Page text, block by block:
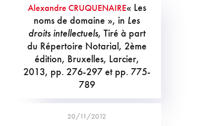
Alexandre CRUQUENAIRE« Les
noms de domaine », in Les
droits intellectuels, Tiré à part
du Répertoire Notarial, 2ème
édition, Bruxelles, Larcier,
2013, pp. 276-297 et pp. 775-
789
20/11/2012